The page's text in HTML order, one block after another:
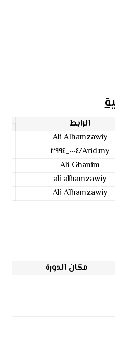
الرابط
Ali Alhamzawiy
Arid.my/٠٠٠٤_٣٩٩٤
Ali Ghanim
ali alhamzawiy
Ali Alhamzawiy
مكان الدورة